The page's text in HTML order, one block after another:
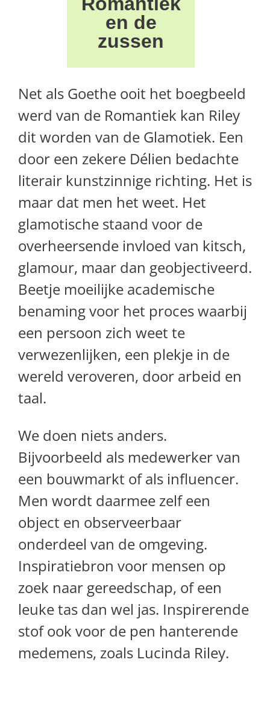
en de
zussen
Net als Goethe ooit het boegbeeld
werd van de Romantiek kan Riley
dit worden van de Glamotiek. Een
door een zekere Délien bedachte
literair kunstzinnige richting. Het is
maar dat men het weet. Het
glamotische staand voor de
overheersende invloed van kitsch,
glamour, maar dan geobjectiveerd.
Beetje moeilijke academische
benaming voor het proces waarbij
een persoon zich weet te
verwezenlijken, een plekje in de
wereld veroveren, door arbeid en
taal.
We doen niets anders.
Bijvoorbeeld als medewerker van
een bouwmarkt of als influencer.
Men wordt daarmee zelf een
object en observeerbaar
onderdeel van de omgeving.
Inspiratiebron voor mensen op
zoek naar gereedschap, of een
leuke tas dan wel jas. Inspirerende
stof ook voor de pen hanterende
medemens, zoals Lucinda Riley.